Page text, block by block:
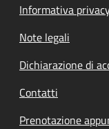
Informativa
Note legali
Dichiarazione di
Contatti
Prenotazione